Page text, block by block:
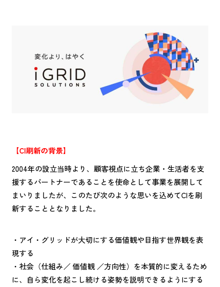
【CI刷新の背景】
2004年の設立当時より、顧客視点に立ち企業・生活者を支
援するパートナーであることを使命として事業を展開して
まいりましたが、このたび次のような思いを込めてCIを刷
新することとなりました。
・アイ・グリッドが大切にする価値観や目指す世界観を表
現する
・社会（仕組み／ 価値観 ／方向性）を本質的に変えるため
に、自ら変化を起こし続ける姿勢を説明できるようにする